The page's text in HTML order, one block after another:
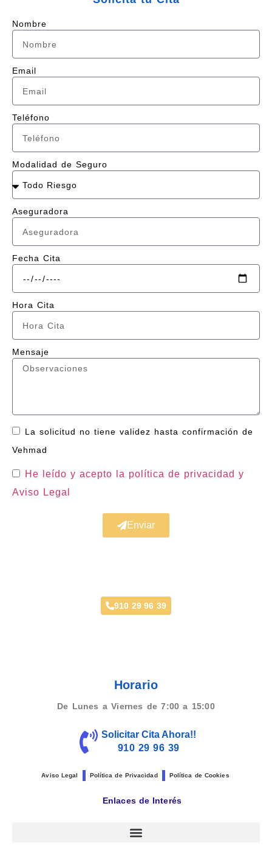
Nombre
Email
Teléfono
Modalidad de Seguro
Aseguradora
Fecha Cita
Hora Cita
Mensaje
La solicitud no tiene validez hasta confirmación de
Vehmad
He leído y acepto la política de privacidad y
Aviso Legal
Enviar
910 29 96 39
Horario
De Lunes a Viernes de 7:00 a 15:00
Solicitar Cita Ahora!!
910 29 96 39
Aviso Legal Política de Privacidad Política de Cookies
Enlaces de Interés